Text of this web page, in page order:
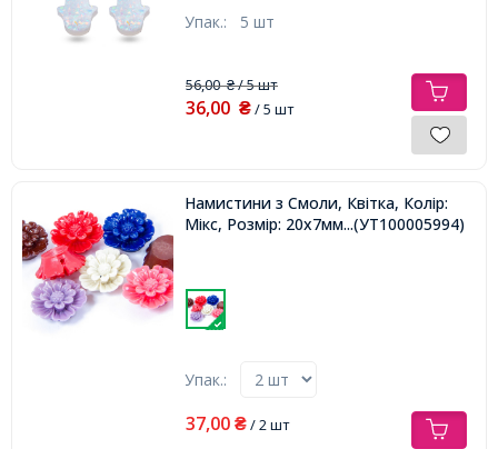
Упак.: 5 шт
56,00₴/ 5 шт
36,00 ₴/ 5 шт
Намистини з Смоли, Квітка, Колір:
Мікс, Розмір: 20х7мм, Отвір 1мм,
...(УТ100005994)
Упак.:
37,00 ₴/ 2 шт